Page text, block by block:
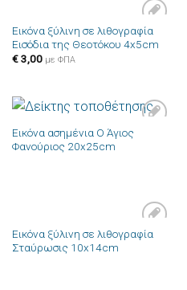
Πρόσθήκη
στην λίστα
Εικόνα ξύλινη σε λιθογραφία
Εισόδια της Θεοτόκου 4x5cm
€3,00 με ΦΠΑ
Πρόσθήκη
Εικόνα ασημένια Ο Άγιος
Φανούριος 20x25cm
Πρόσθήκη
Εικόνα ξύλινη σε λιθογραφία
Σταύρωσις 10x14cm